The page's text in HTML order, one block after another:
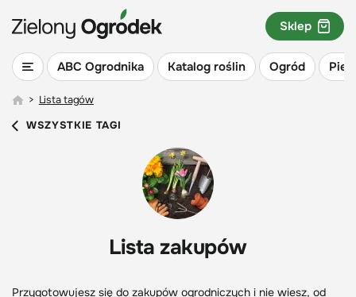
ABC Ogrodnika Katalog roślin Ogród
Sklep
> Lista tagów
WSZYSTKIE TAGI
Lista zakupów
Przygotowujesz się do zakupów ogrodniczych i nie wiesz, od